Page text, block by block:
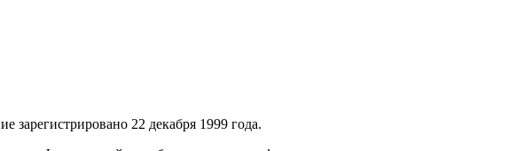
зарегистрировано 22 декабря 1999 года.